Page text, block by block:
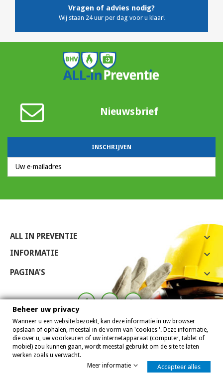
8,0
Vragen of advies nodig?
Wij staan 24 uur per dag voor u klaar!
Nieuwsbrief
ALL IN PREVENTIE 
INFORMATIE 
PAGINA'S 
Allinpreventie 2007 - 2026
Beheer uw privacy
Wanneer u een website bezoekt, kan deze informatie in uw browser
opslaan of ophalen, meestal in de vorm van 'cookies '. Deze informatie,
die over u, uw voorkeuren of uw internetapparaat (computer, tablet of
mobiel) zou kunnen gaan, wordt meestal gebruikt om de site te laten
werken zoals u verwacht.
Meer informatie
Accepteer alles